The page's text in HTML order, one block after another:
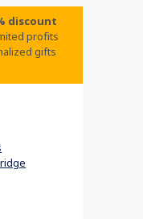
discount
profits
gifts